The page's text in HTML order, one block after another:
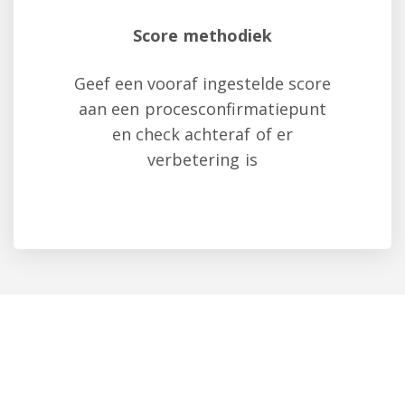
Score methodiek
Geef een vooraf ingestelde score
aan een procesconfirmatiepunt
en check achteraf of er
verbetering is